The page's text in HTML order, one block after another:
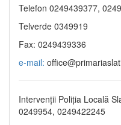
Telefon 0249439377,
Telverde 0349919
Fax: 0249439336
e-mail:
Intervenții Poliția Locală
0249954, 0249422245